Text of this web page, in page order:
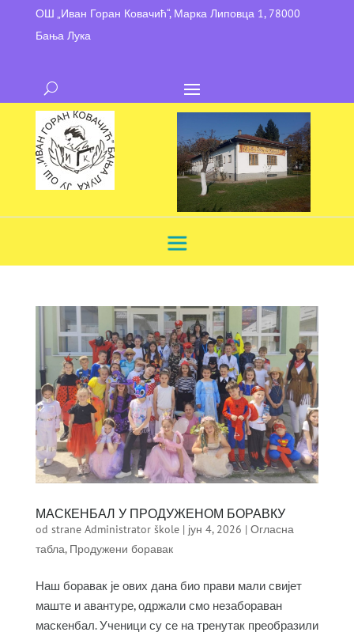
ОШ „Иван Горан Ковачић“, Марка Липовца 1, 78000
Бања Лука
МАСКЕНБАЛ У ПРОДУЖЕНОМ БОРАВКУ
od strane Administrator škole| јун 4, 2026 | Огласна
табла, Продужени боравак
Наш боравак је ових дана био прави мали свијет
маште и авантуре, одржали смо незабораван
маскенбал. Ученици су се на тренутак преобразили